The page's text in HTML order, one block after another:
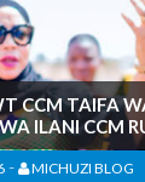
CCM TAIFA
ILANI CCM
- MICHUZI BLOG